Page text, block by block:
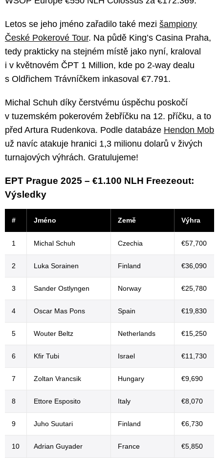
Letos se jeho jméno zařadilo také mezi šampiony
České Pokerové Tour. Na půdě King’s Casina Praha,
tedy prakticky na stejném místě jako nyní, kraloval
i v květnovém ČPT 1 Million, kde po 2-way dealu
s Oldřichem Trávníčkem inkasoval €7.791.
Michal Schuh díky čerstvému úspěchu poskočí
v tuzemském pokerovém žebříčku na 12. příčku, a to
před Artura Rudenkova. Podle databáze Hendon Mob
už navíc atakuje hranici 1,3 milionu dolarů v živých
turnajových výhrách. Gratulujeme!
EPT Prague 2025 – €1.100 NLH Freezeout:
Výsledky
# Jméno Země Výhra
1 Michal Schuh Czechia €57,700
2 Luka Sorainen Finland €36,090
3 Sander Ostlyngen Norway €25,780
4 Oscar Mas Pons Spain €19,830
5 Wouter Beltz Netherlands €15,250
6 Kfir Tubi Israel €11,730
7 Zoltan Vrancsik Hungary €9,690
8 Ettore Esposito Italy €8,070
9 Juho Suutari Finland €6,730
10 Adrian Guyader France €5,850